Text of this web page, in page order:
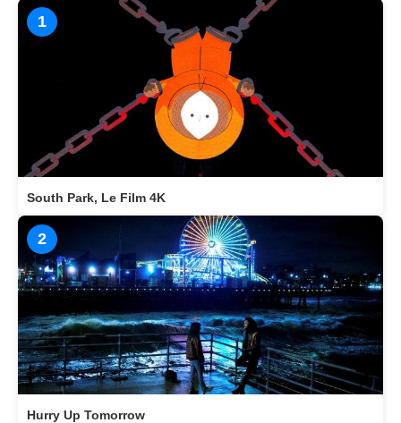
1
South Park, Le Film 4K
2
Hurry Up Tomorrow